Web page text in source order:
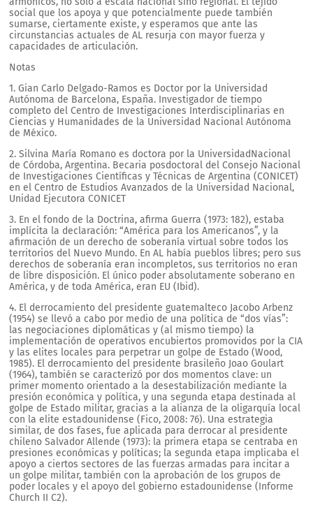
social que los apoya y que potencialmente puede también
sumarse, ciertamente existe, y esperamos que ante las
circunstancias actuales de AL resurja con mayor fuerza y
capacidades de articulación.
Notas
1. Gian Carlo Delgado-Ramos es Doctor por la Universidad
Autónoma de Barcelona, España. Investigador de tiempo
completo del Centro de Investigaciones Interdisciplinarias en
Ciencias y Humanidades de la Universidad Nacional Autónoma
de México.
2. Silvina María Romano es doctora por la UniversidadNacional
de Córdoba, Argentina. Becaria posdoctoral del Consejo Nacional
de Investigaciones Científicas y Técnicas de Argentina (CONICET)
en el Centro de Estudios Avanzados de la Universidad Nacional,
Unidad Ejecutora CONICET
3. En el fondo de la Doctrina, afirma Guerra (1973: 182), estaba
implícita la declaración: “América para los Americanos”, y la
afirmación de un derecho de soberanía virtual sobre todos los
territorios del Nuevo Mundo. En AL había pueblos libres; pero sus
derechos de soberanía eran incompletos, sus territorios no eran
de libre disposición. El único poder absolutamente soberano en
América, y de toda América, eran EU (Ibid).
4. El derrocamiento del presidente guatemalteco Jacobo Arbenz
(1954) se llevó a cabo por medio de una política de “dos vías”:
las negociaciones diplomáticas y (al mismo tiempo) la
implementación de operativos encubiertos promovidos por la CIA
y las elites locales para perpetrar un golpe de Estado (Wood,
1985). El derrocamiento del presidente brasileño Joao Goulart
(1964), también se caracterizó por dos momentos clave: un
primer momento orientado a la desestabilización mediante la
presión económica y política, y una segunda etapa destinada al
golpe de Estado militar, gracias a la alianza de la oligarquía local
con la elite estadounidense (Fico, 2008: 76). Una estrategia
similar, de dos fases, fue aplicada para derrocar al presidente
chileno Salvador Allende (1973): la primera etapa se centraba en
presiones económicas y políticas; la segunda etapa implicaba el
apoyo a ciertos sectores de las fuerzas armadas para incitar a
un golpe militar, también con la aprobación de los grupos de
poder locales y el apoyo del gobierno estadounidense (Informe
Church II C2).